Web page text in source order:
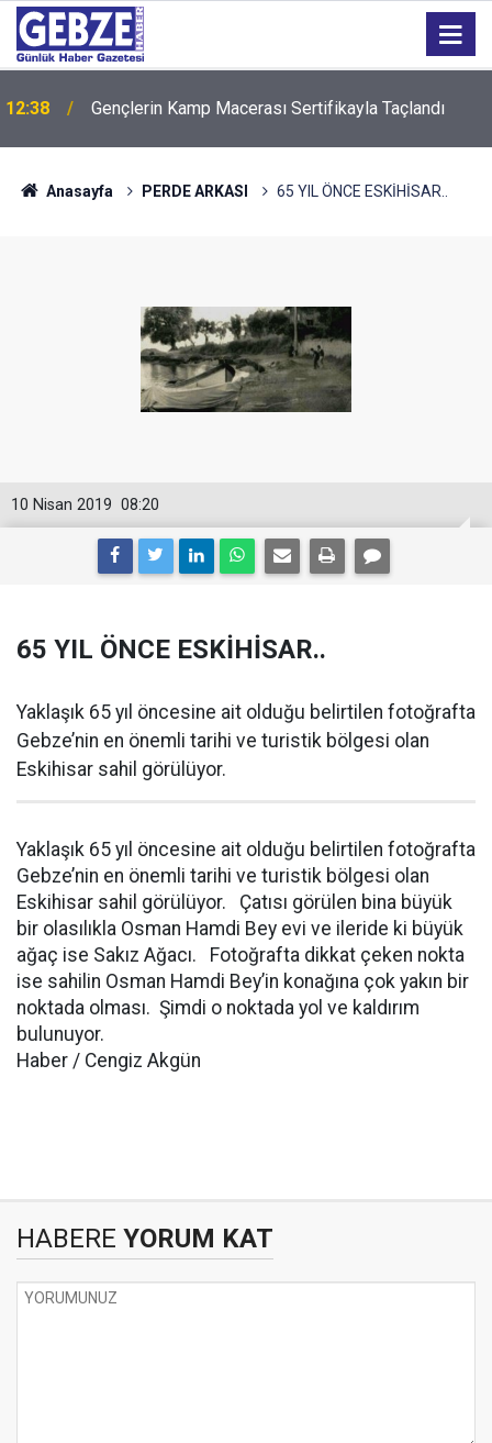
12:38 Gençlerin Kamp Macerası Sertifikayla Taçlandı
Anasayfa PERDE ARKASI 65 YIL ÖNCE ESKİHİSAR..
08:20
10 Nisan 2019
65 YIL ÖNCE ESKİHİSAR..
Yaklaşık 65 yıl öncesine ait olduğu belirtilen fotoğrafta
Gebze’nin en önemli tarihi ve turistik bölgesi olan
Eskihisar sahil görülüyor.
Yaklaşık 65 yıl öncesine ait olduğu belirtilen fotoğrafta
Gebze’nin en önemli tarihi ve turistik bölgesi olan
Eskihisar sahil görülüyor. Çatısı görülen bina büyük
bir olasılıkla Osman Hamdi Bey evi ve ileride ki büyük
ağaç ise Sakız Ağacı. Fotoğrafta dikkat çeken nokta
ise sahilin Osman Hamdi Bey’in konağına çok yakın bir
noktada olması. Şimdi o noktada yol ve kaldırım
bulunuyor.
Haber / Cengiz Akgün
HABERE YORUM KAT